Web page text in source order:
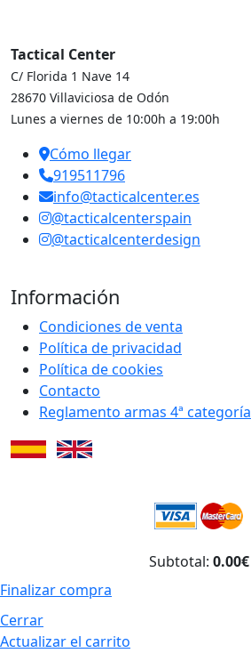
Tactical Center
C/ Florida 1 Nave 14
28670 Villaviciosa de Odón
Lunes a viernes de 10:00h a 19:00h
Cómo llegar
919511796
info@tacticalcenter.es
@tacticalcenterspain
@tacticalcenterdesign
Información
Condiciones de venta
Política de privacidad
Política de cookies
Contacto
Reglamento armas 4ª categoría
Subtotal: 0.00€
Finalizar compra
Cerrar
Actualizar el carrito